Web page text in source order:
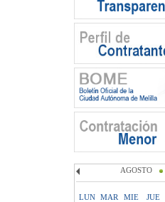
AGOSTO
LUN MAR MIE JUE